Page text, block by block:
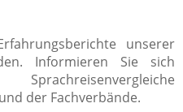
unserer
Informieren Sie sich
der Fachverbände.